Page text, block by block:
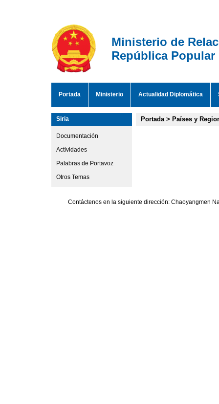
Ministerio de
República Popular
Portada Ministerio Actualidad Diplomática
Siria
Documentación
Actividades
Palabras de Portavoz
Otros Temas
Portada> Países y
Contáctenos en la siguiente dirección: Chaoyangmen